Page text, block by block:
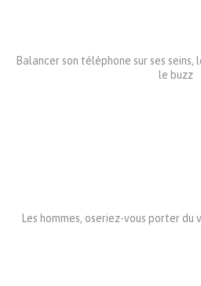
Balancer son téléphone sur ses
le buzz
Les hommes, oseriez-vous porter du